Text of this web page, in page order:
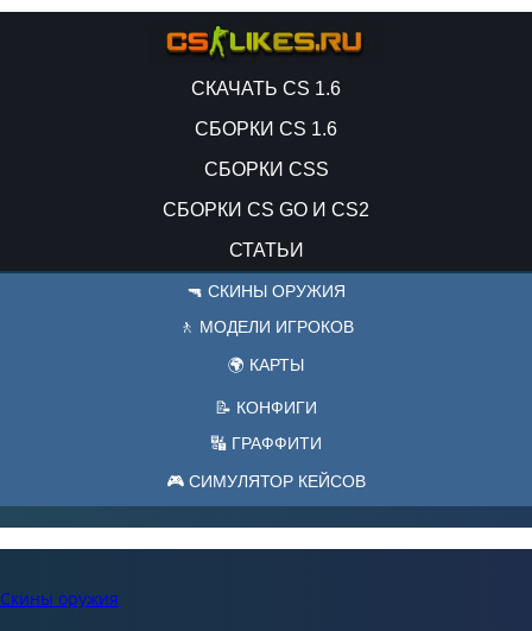
СКАЧАТЬ CS 1.6
СБОРКИ CS 1.6
СБОРКИ CSS
СБОРКИ CS GO И CS2
СТАТЬИ
🔫 СКИНЫ ОРУЖИЯ
🚶 МОДЕЛИ ИГРОКОВ
🌍 КАРТЫ
📝 КОНФИГИ
🔣 ГРАФФИТИ
🎮 СИМУЛЯТОР КЕЙСОВ
Скины оружия